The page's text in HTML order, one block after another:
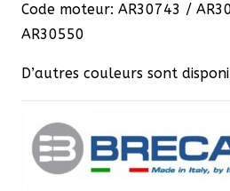
Code moteur: AR30743 /
AR30550
D’autres couleurs sont